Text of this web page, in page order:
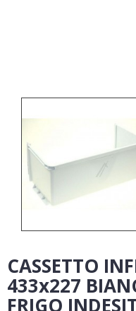
CASSETTO
433x227
FRIGO